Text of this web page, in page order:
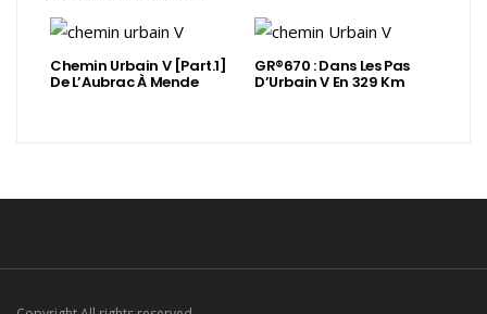
Chemin Urbain V [Part.1]
De L’Aubrac À Mende
GR®670 : Dans Les Pas
D’Urbain V En 329 Km